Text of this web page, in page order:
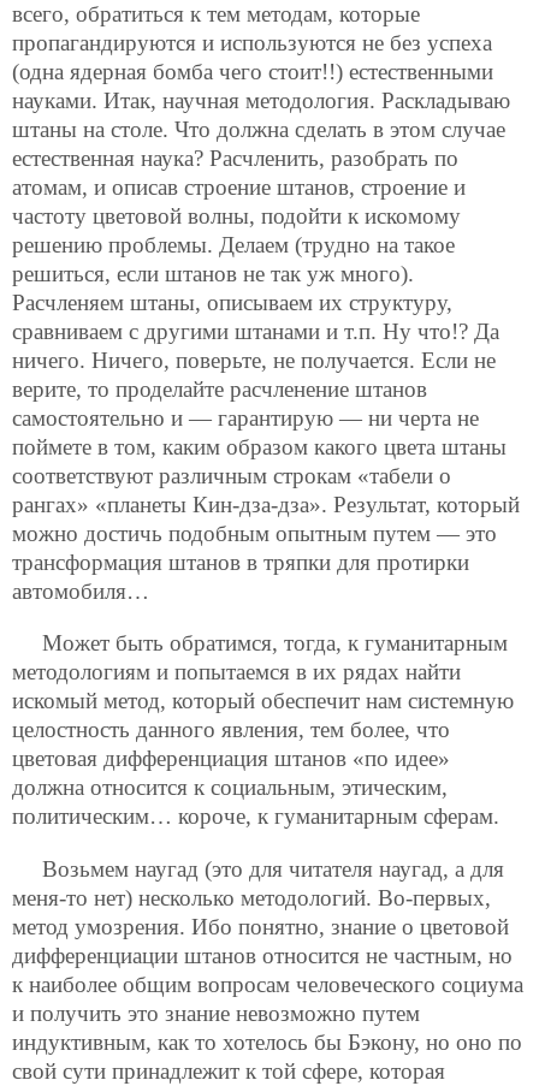
всего, обратиться к тем методам, которые
пропагандируются и используются не без успеха
(одна ядерная бомба чего стоит!!) естественными
науками. Итак, научная методология. Раскладываю
штаны на столе. Что должна сделать в этом случае
естественная наука? Расчленить, разобрать по
атомам, и описав строение штанов, строение и
частоту цветовой волны, подойти к искомому
решению проблемы. Делаем (трудно на такое
решиться, если штанов не так уж много).
Расчленяем штаны, описываем их структуру,
сравниваем с другими штанами и т.п. Ну что!? Да
ничего. Ничего, поверьте, не получается. Если не
верите, то проделайте расчленение штанов
самостоятельно и — гарантирую — ни черта не
поймете в том, каким образом какого цвета штаны
соответствуют различным строкам «табели о
рангах» «планеты Кин-дза-дза». Результат, который
можно достичь подобным опытным путем — это
трансформация штанов в тряпки для протирки
автомобиля…
Может быть обратимся, тогда, к гуманитарным
методологиям и попытаемся в их рядах найти
искомый метод, который обеспечит нам системную
целостность данного явления, тем более, что
цветовая дифференциация штанов «по идее»
должна относится к социальным, этическим,
политическим… короче, к гуманитарным сферам.
Возьмем наугад (это для читателя наугад, а для
меня-то нет) несколько методологий. Во-первых,
метод умозрения. Ибо понятно, знание о цветовой
дифференциации штанов относится не частным, но
к наиболее общим вопросам человеческого социума
и получить это знание невозможно путем
индуктивным, как то хотелось бы Бэкону, но оно по
свой сути принадлежит к той сфере, которая